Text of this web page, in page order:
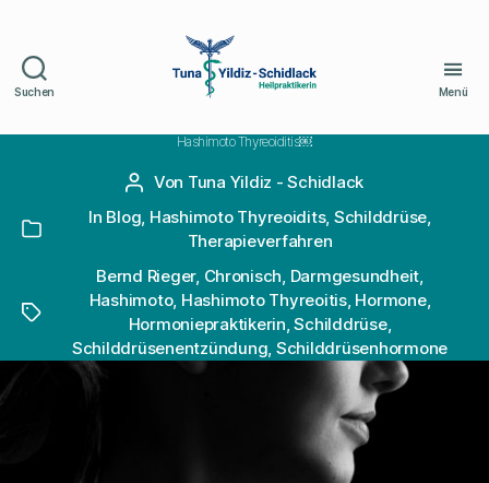
Suchen
Schidlack
Menü
Hashimoto Thyreoiditis￼
Beitragsautor
Von Tuna Yildiz - Schidlack
Kategorien
In Blog, Hashimoto Thyreoidits, Schilddrüse,
Therapieverfahren
Schlagwörter
Bernd Rieger, Chronisch, Darmgesundheit,
Hashimoto, Hashimoto Thyreoitis, Hormone,
Hormoniepraktikerin,Schilddrüse,
Schilddrüsenentzündung, Schilddrüsenhormone